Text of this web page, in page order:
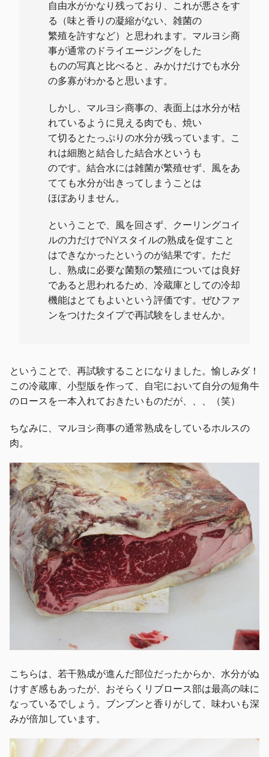
自由水がかなり残っており、これが悪さをす
る（味と香りの凝縮がない、雑菌の
繁殖を許すなど）と思われます。マルヨシ商
事が通常のドライエージングをした
ものの写真と比べると、みかけだけでも水分
の多寡がわかると思います。
しかし、マルヨシ商事の、表面上は水分が枯
れているように見える肉でも、焼い
て切るとたっぷりの水分が残っています。こ
れは細胞と結合した結合水というも
のです。結合水には雑菌が繁殖せず、風をあ
てても水分が出きってしまうことは
ほぼありません。
ということで、風を回さず、クーリングコイ
ルの力だけでNYスタイルの熟成を促すこと
はできなかったというのが結果です。ただ
し、熟成に必要な菌類の繁殖については良好
であると思われるため、冷蔵庫としての冷却
機能はとてもよいという評価です。ぜひファ
ンをつけたタイプで再試験をしませんか。
ということで、再試験することになりました。愉しみダ！
この冷蔵庫、小型版を作って、自宅において自分の短角牛
のロースを一本入れておきたいものだが、、、（笑）
ちなみに、マルヨシ商事の通常熟成をしているホルスの
肉。
こちらは、若干熟成が進んだ部位だったからか、水分がぬ
けすぎ感もあったが、おそらくリブロース部は最高の味に
なっているでしょう。ブンブンと香りがして、味わいも深
みが倍加しています。